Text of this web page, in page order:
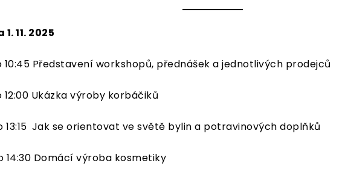
11. 2025
10:45 Představení workshopů, přednášek a jednotlivých prodejců
12:00 Ukázka výroby korbáčiků
13:15 Jak se orientovat ve světě bylin a potravinových doplňků
14:30 Domácí výroba kosmetiky